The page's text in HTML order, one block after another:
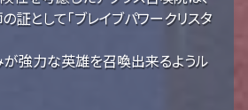
証として「ブレイブパワークリスタ
強力な英雄を召喚出来るようル